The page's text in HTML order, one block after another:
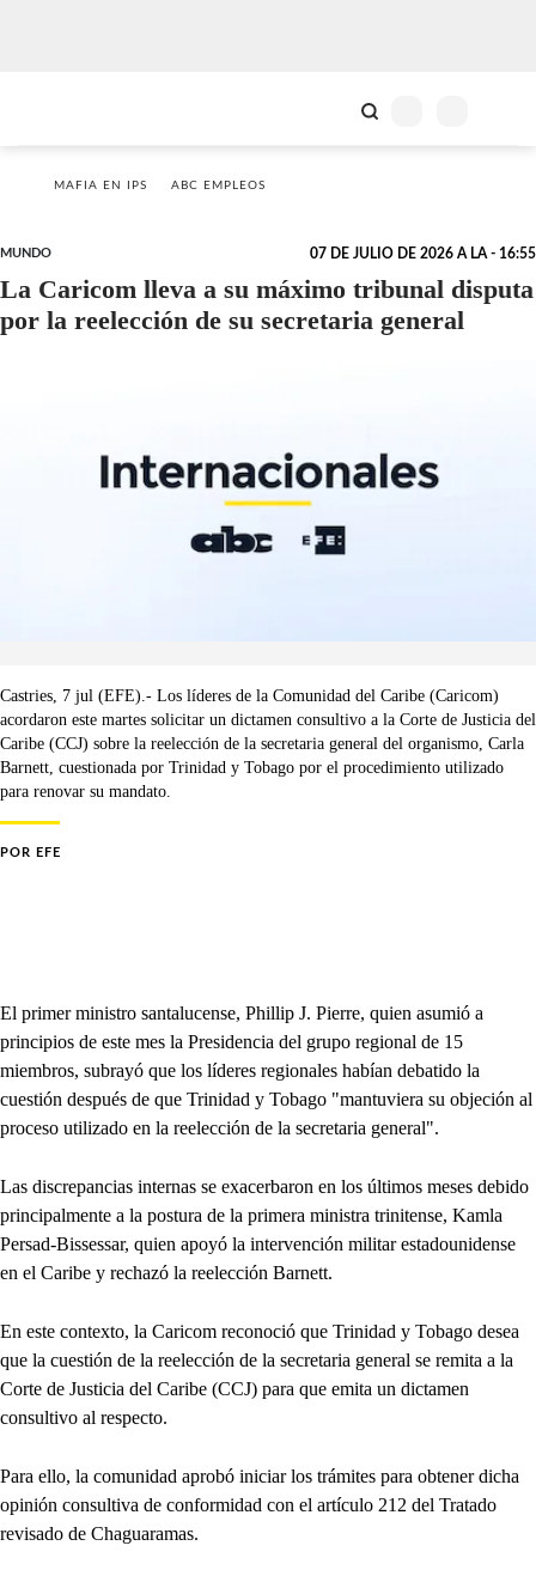
MAFIA EN IPS ABC EMPLEOS
MUNDO 07 DE JULIO DE 2026 A LA - 16:55
La Caricom lleva a su máximo tribunal disputa
por la reelección de su secretaria general
Castries, 7 jul (EFE).- Los líderes de la Comunidad del Caribe (Caricom)
acordaron este martes solicitar un dictamen consultivo a la Corte de Justicia del
Caribe (CCJ) sobre la reelección de la secretaria general del organismo, Carla
Barnett, cuestionada por Trinidad y Tobago por el procedimiento utilizado
para renovar su mandato.
POR EFE
El primer ministro santalucense, Phillip J. Pierre, quien asumió a
principios de este mes la Presidencia del grupo regional de 15
miembros, subrayó que los líderes regionales habían debatido la
cuestión después de que Trinidad y Tobago "mantuviera su objeción al
proceso utilizado en la reelección de la secretaria general".
Las discrepancias internas se exacerbaron en los últimos meses debido
principalmente a la postura de la primera ministra trinitense, Kamla
Persad-Bissessar, quien apoyó la intervención militar estadounidense
en el Caribe y rechazó la reelección Barnett.
En este contexto, la Caricom reconoció que Trinidad y Tobago desea
que la cuestión de la reelección de la secretaria general se remita a la
Corte de Justicia del Caribe (CCJ) para que emita un dictamen
consultivo al respecto.
Para ello, la comunidad aprobó iniciar los trámites para obtener dicha
opinión consultiva de conformidad con el artículo 212 del Tratado
revisado de Chaguaramas.